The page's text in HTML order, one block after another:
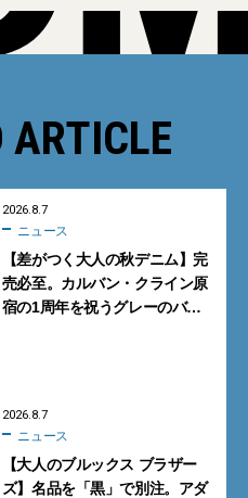
ARTICLE
2026.8.7
ニュース
【差がつく大人の秋デニム】完
売必至。カルバン・クライン原
宿の1周年を祝うグレーのバ
2026.8.7
ニュース
【大人のブルックス ブラザー
ズ】名品を「黒」で別注。アダ